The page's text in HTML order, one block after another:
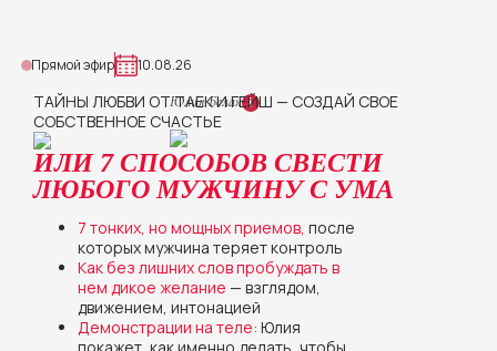
Прямой эфир 10.08.26
ТАЙНЫ ЛЮБВИ ОТ ТАЕК И ГЕЙШ — СОЗДАЙ СВОЕ
СОБСТВЕННОЕ СЧАСТЬЕ
ИЛИ 7 СПОСОБОВ СВЕСТИ
ЛЮБОГО МУЖЧИНУ С УМА
7 тонких, но мощных приемов, после
которых мужчина теряет контроль
Как без лишних слов пробуждать в
нем дикое желание — взглядом,
движением, интонацией
Демонстрации на теле: Юлия
Юлия Белая